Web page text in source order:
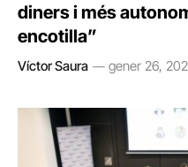
diners i més
encotilla”
Víctor Saura gener 26,